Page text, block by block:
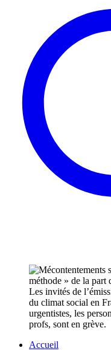
Les invités de
du climat social en
urgentistes, les
profs, sont en grève.
Accueil